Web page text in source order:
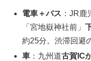
電車＋バス ：JR
「宮地嶽神社前」
約25分。渋滞回避
車 ：九州道古賀IC